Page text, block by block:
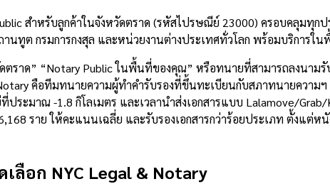
สำหรับลูกค้าในจังหวัดตราด (รหัสไปรษณีย์ 23000) ครอบคลุมทุ
นทูต กรมการกงสุล และหน่วยงานต่างประเทศทั่วโลก พร้อมบริการใ
ตราด” “Notary Public ในพื้นที่ของคุณ” หรือทนายที่สามารถลงนาม
คือทีมทนายความผู้ทำคำรับรองที่ขึ้นทะเบียนกับสภาทนายความ
ระมาณ -1.8 กิโลเมตร และเวลานำส่งเอกสารแบบ Lalamove/
ราย ให้คะแนนเฉลี่ย และรับรองเอกสารกว่าร้อยประเภท ตั้งแ
ลือก NYC Legal & Notary